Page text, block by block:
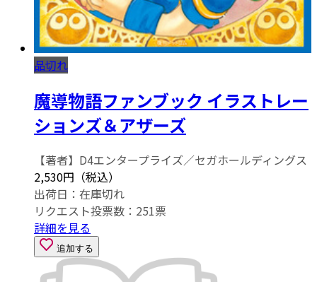
品切れ
魔導物語ファンブック イラストレー
ションズ＆アザーズ
【著者】D4エンタープライズ／セガホールディングス
2,530円（税込）
出荷日： 在庫切れ
リクエスト投票数： 251票
詳細を見る
追加する